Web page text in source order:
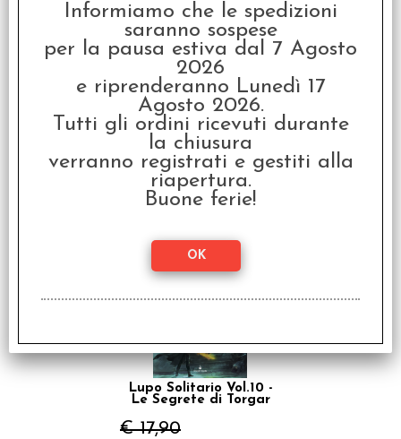
Lupo Solitario Vol.9 -
L'Antro della Paura
€ 17,90
SCONTO 20%
Lupo Solitario Vol.10 -
Le Segrete di Torgar
€ 17,90
Informiamo che le spedizioni
saranno sospese
per la pausa estiva dal 7 Agosto
2026
e riprenderanno Lunedì 17
Agosto 2026.
Tutti gli ordini ricevuti durante
la chiusura
verranno registrati e gestiti alla
riapertura.
Buone ferie!